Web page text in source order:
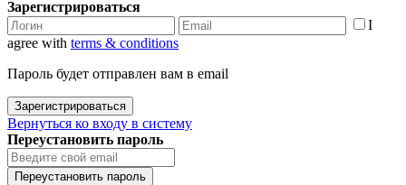
Зарегистрироваться
I
agree with terms & conditions
Пароль будет отправлен вам в email
Зарегистрироваться
Вернуться ко входу в систему
Переустановить пароль
Переустановить пароль